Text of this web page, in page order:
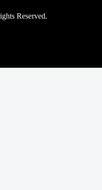
Reserved.